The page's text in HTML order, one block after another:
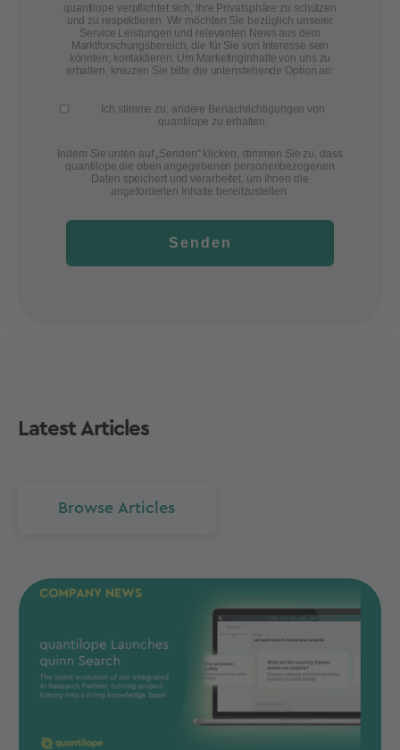
quantilope verpflichtet sich, Ihre Privatsphäre zu schützen
und zu respektieren. Wir möchten Sie bezüglich unserer
Service Leistungen und relevanten News aus dem
Marktforschungsbereich, die für Sie von Interesse sein
könnten, kontaktieren. Um Marketinginhalte von uns zu
erhalten, kreuzen Sie bitte die untenstehende Option an:
Ich stimme zu, andere Benachrichtigungen von
quantilope zu erhalten.
Indem Sie unten auf „Senden“ klicken, stimmen Sie zu, dass
quantilope die oben angegebenen personenbezogenen
Daten speichert und verarbeitet, um Ihnen die
angeforderten Inhalte bereitzustellen.
Senden
Latest Articles
Browse Articles